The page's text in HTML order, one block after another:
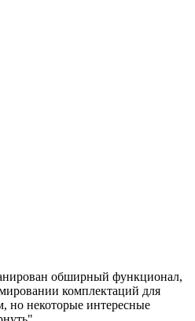
обширный функционал,
комплектаций для
но некоторые интересные